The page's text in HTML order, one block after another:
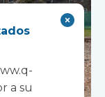
a su